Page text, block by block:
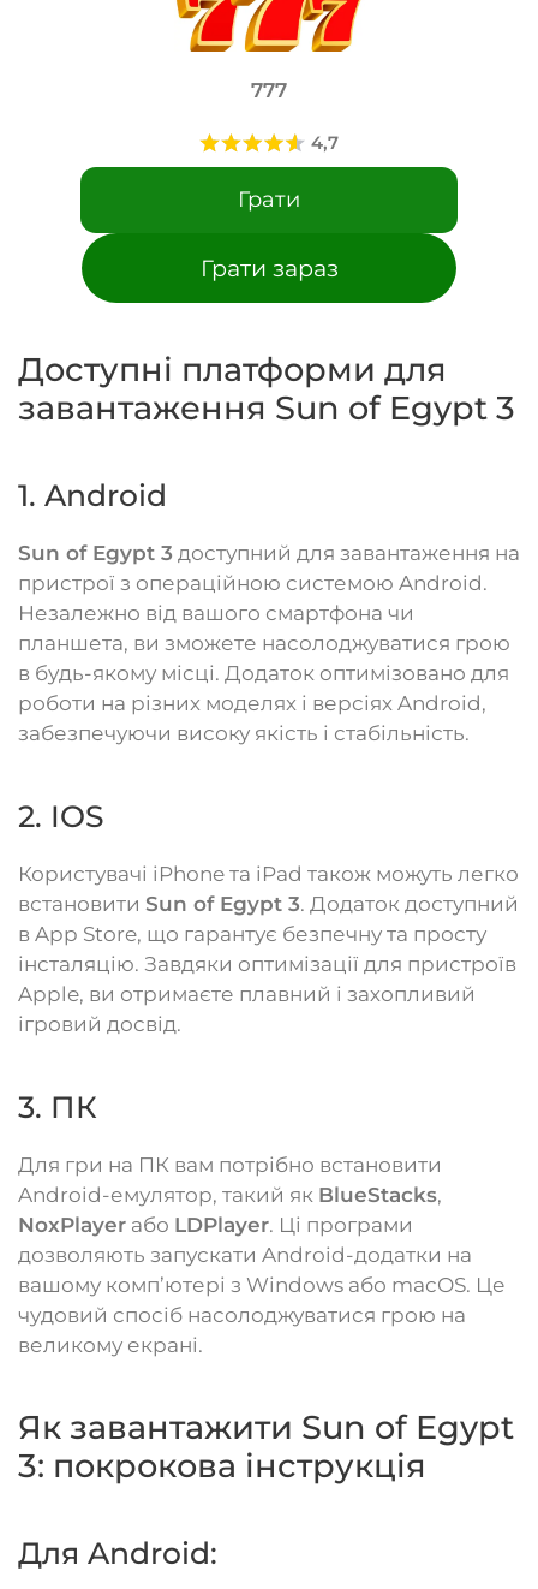
777
Грати
Грати зараз
Доступні платформи для
завантаження Sun of Egypt 3
1. Android
Sun of Egypt 3 доступний для завантаження на
пристрої з операційною системою Android.
Незалежно від вашого смартфона чи
планшета, ви зможете насолоджуватися грою
в будь-якому місці. Додаток оптимізовано для
роботи на різних моделях і версіях Android,
забезпечуючи високу якість і стабільність.
2. IOS
Користувачі iPhone та iPad також можуть легко
встановити Sun of Egypt 3. Додаток доступний
в App Store, що гарантує безпечну та просту
інсталяцію. Завдяки оптимізації для пристроїв
Apple, ви отримаєте плавний і захопливий
ігровий досвід.
3. ПК
Для гри на ПК вам потрібно встановити
Android-емулятор, такий як BlueStacks,
NoxPlayer або LDPlayer. Ці програми
дозволяють запускати Android-додатки на
вашому комп’ютері з Windows або macOS. Це
чудовий спосіб насолоджуватися грою на
великому екрані.
Як завантажити Sun of Egypt
3: покрокова інструкція
Для Android: